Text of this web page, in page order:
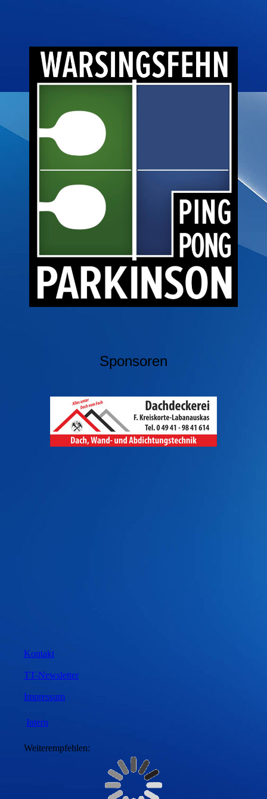
Sponsoren
Kontakt
TT-Newsletter
Impressum
Intern
Weiterempfehlen: